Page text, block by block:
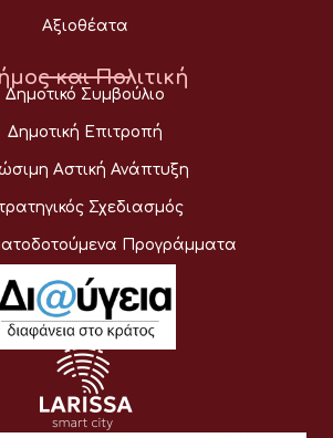
Αξιοθέατα
και Πολιτική
Δημοτικό Συμβούλιο
Δημοτική Επιτροπή
Αστική Ανάπτυξη
Σχεδιασμός
Προγράμματα